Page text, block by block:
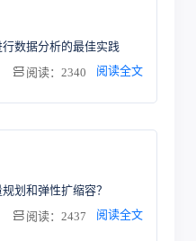
数据分析的最佳实践
阅读：2340 阅读全文
划和弹性扩缩容？
阅读：2437 阅读全文